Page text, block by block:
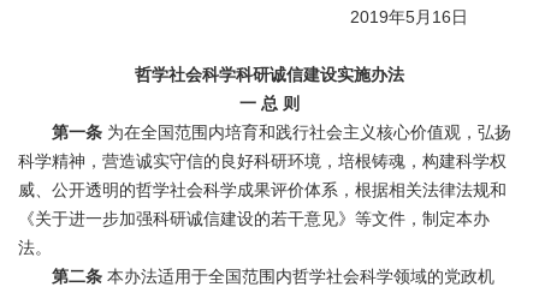
2019年5月16日
哲学社会科学科研诚信建设实施办法
一 总 则
第一条 为在全国范围内培育和践行社会主义核心价值观，弘扬
科学精神，营造诚实守信的良好科研环境，培根铸魂，构建科学权
威、公开透明的哲学社会科学成果评价体系，根据相关法律法规和
《关于进一步加强科研诚信建设的若干意见》等文件，制定本办
法。
第二条 本办法适用于全国范围内哲学社会科学领域的党政机